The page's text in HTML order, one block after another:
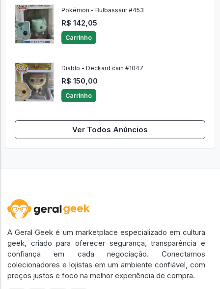
Pokémon - Bulbassaur #453
R$ 142,05
Carrinho
Diablo - Deckard cain #1047
R$ 150,00
Carrinho
Ver Todos Anúncios
A Geral Geek é um marketplace especializado em cultura
geek, criado para oferecer segurança, transparência e
confiança em cada negociação. Conectamos
colecionadores e lojistas em um ambiente confiável, com
preços justos e foco na melhor experiência de compra.